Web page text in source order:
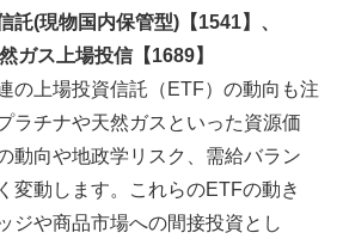
託(現物国内保管型)【1541】、
ガス上場投信【1689】
の上場投資信託（ETF）の動向も注
ラチナや天然ガスといった資源価
動向や地政学リスク、需給バラン
変動します。これらのETFの動き
ジや商品市場への間接投資とし